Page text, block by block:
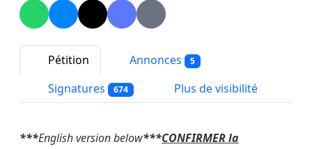
Pétition Annonces 5
Signatures 674 Plus de visibilité
***English version below***CONFIRMER la